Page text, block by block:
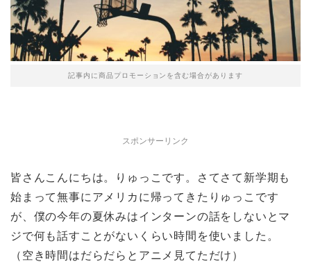
記事内に商品プロモーションを含む場合があります
スポンサーリンク
皆さんこんにちは。りゅっこです。さてさて新学期も
始まって無事にアメリカに帰ってきたりゅっこです
が、僕の今年の夏休みはインターンの話をしないとマ
ジで何も話すことがないくらい時間を使いました。
（空き時間はだらだらとアニメ見てただけ）